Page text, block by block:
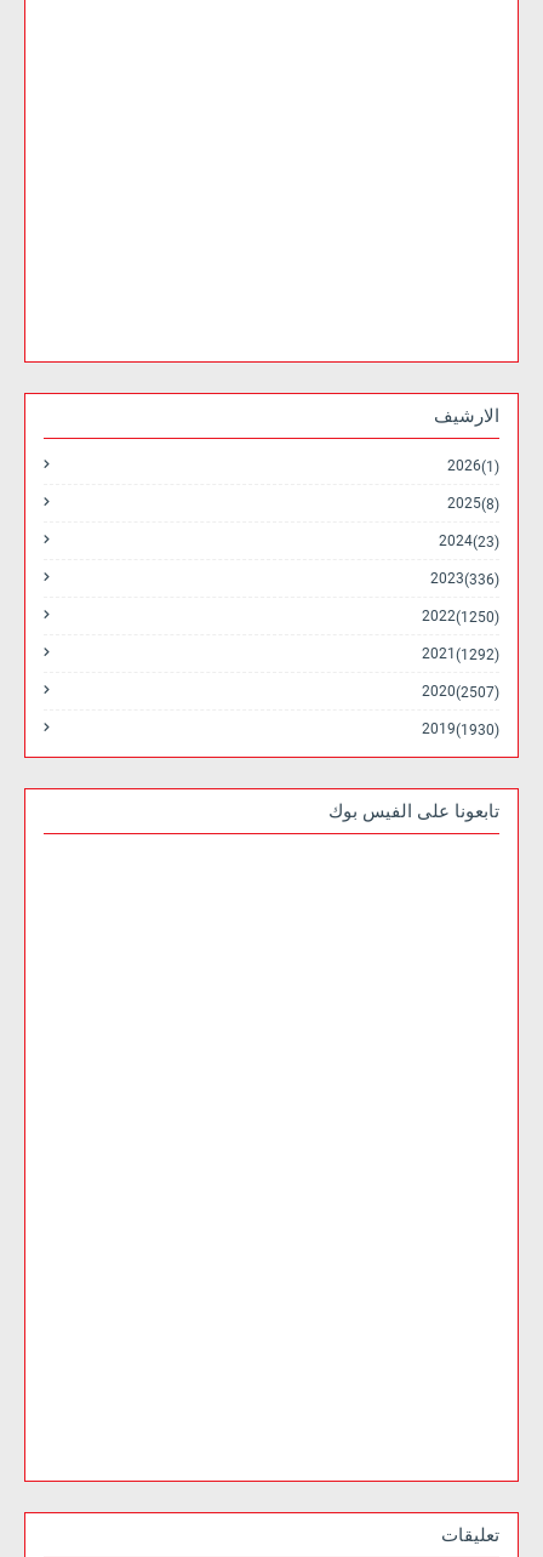
الارشيف
2026 (1)
2025 (8)
2024 (23)
2023 (336)
2022 (1250)
2021 (1292)
2020 (2507)
2019 (1930)
تابعونا على الفيس بوك
تعليقات